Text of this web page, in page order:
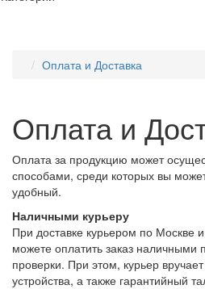
Оплата и Доставка
Оплата и
Оплата за продукцию может
способами, среди которых вы
удобный.
Наличными курьеру
При доставке курьером по Москве
можете оплатить заказ наличными
проверки. При этом, курьер
устройства, а также гарантийный